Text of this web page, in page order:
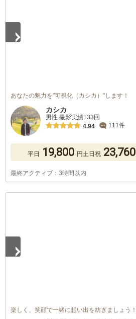
あなたの魅力を"可視化（カシカ）"します！
カシカ
男性 撮影実績133回
4.94
111件
平日 19,800 円土日祝 23,760
最終アクティブ：3時間以内
楽しく、笑顔で一緒に想い出を紡ぎましょう！